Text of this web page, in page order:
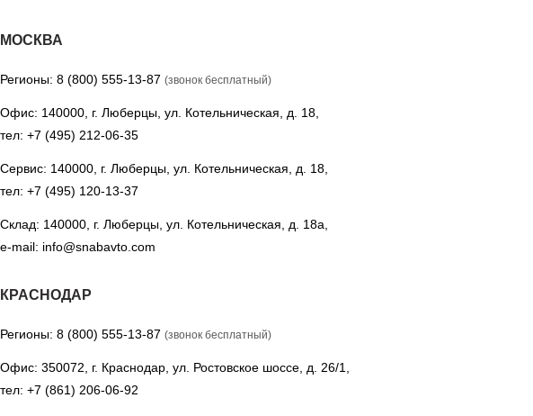
МОСКВА
Регионы: 8 (800) 555-13-87 (звонок бесплатный)
Офис: 140000, г. Люберцы, ул. Котельническая, д. 18,
тел: +7 (495) 212-06-35
Сервис: 140000, г. Люберцы, ул. Котельническая, д. 18,
тел: +7 (495) 120-13-37
Склад: 140000, г. Люберцы, ул. Котельническая, д. 18а,
e-mail: info@snabavto.com
КРАСНОДАР
Регионы: 8 (800) 555-13-87 (звонок бесплатный)
Офис: 350072, г. Краснодар, ул. Ростовское шоссе, д. 26/1,
тел: +7 (861) 206-06-92